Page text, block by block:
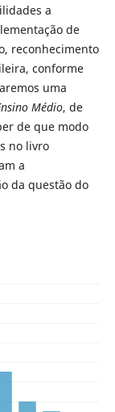
a
de
reconhecimento
conforme
uma
Médio, de
de que modo
no livro
a
da questão do